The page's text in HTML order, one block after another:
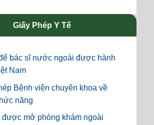
Giấy Phép Y Tế
bác sĩ nước ngoài được hành
Nam
Bệnh viện chuyên khoa về
năng
được mở phòng khám ngoài